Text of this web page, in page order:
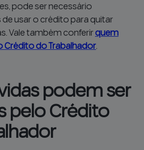
pode ser necessário
usar o crédito para quitar
Vale também conferirquem
do Trabalhador.
podem ser
pelo Crédito